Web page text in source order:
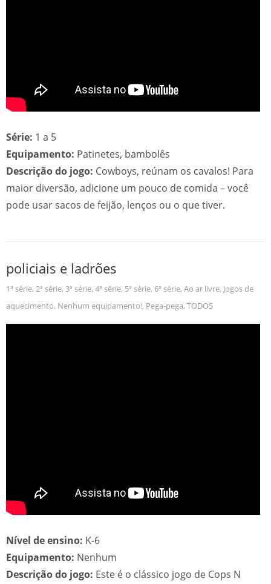
Série: 1 a 5
Equipamento: Patinetes, bambolês
Descrição do jogo: Cowboys, reúnam os cavalos! Para
maior diversão, adicione um pouco de comida – você
pode usar sacos de feijão, lenços ou o que tiver.
policiais e ladrões
1ª série, 2ª série, 3ª série, 4ª série, 5ª série, 6ª série, Ao ar livre, Jogos de
aquecimento, Nenhum equipamento!, Pega-pega, TODOS
Nível de ensino: K-6
Equipamento: Nenhum
Descrição do jogo: Este é o clássico jogo de Cops N